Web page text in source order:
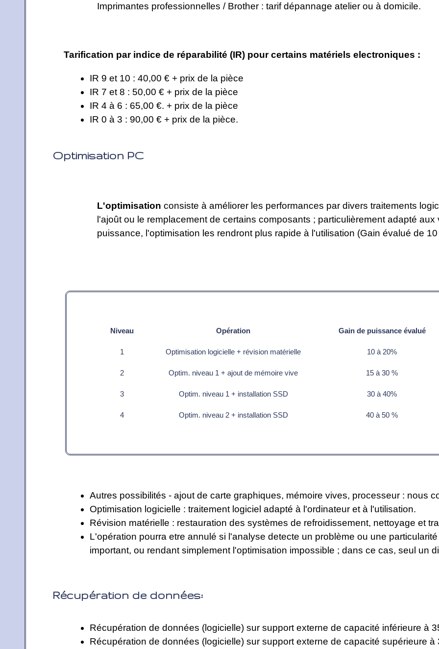
Imprimantes professionnelles / Brother : tarif dépannage atelier ou à domicile.
Tarification par indice de réparabilité (IR) pour certains matériels electroniques :
IR 9 et 10 : 40,00 € + prix de la pièce
IR 7 et 8 : 50,00 € + prix de la pièce
IR 4 à 6 : 65,00 €. + prix de la pièce
IR 0 à 3 : 90,00 € + prix de la pièce.
Optimisation PC
L'optimisation consiste à améliorer les performances par divers traitements
l'ajoût ou le remplacement de certains composants ; particulièrement adapté
puissance, l'optimisation les rendront plus rapide à l'utilisation (Gain évalué de
Niveau Opération Gain de puissance évalué
1 Optimisation logicielle + révision matérielle 10 à 20%
2 Optim. niveau 1 + ajout de mémoire vive 15 à 30 %
3 Optim. niveau 1 + installation SSD 30 à 40%
4 Optim. niveau 2 + installation SSD 40 à 50 %
Autres possibilités - ajout de carte graphiques, mémoire vives, processeur : nous
Optimisation logicielle : traitement logiciel adapté à l'ordinateur et à l'utilisation.
Révision matérielle : restauration des systèmes de refroidissement, nettoyage et
L'opération pourra etre annulé si l'analyse detecte un problème ou une
important, ou rendant simplement l'optimisation impossible ; dans ce cas, seul un
Récupération de données:
Récupération de données (logicielle) sur support externe de capacité inférieure à
Récupération de données (logicielle) sur support externe de capacité supérieure à